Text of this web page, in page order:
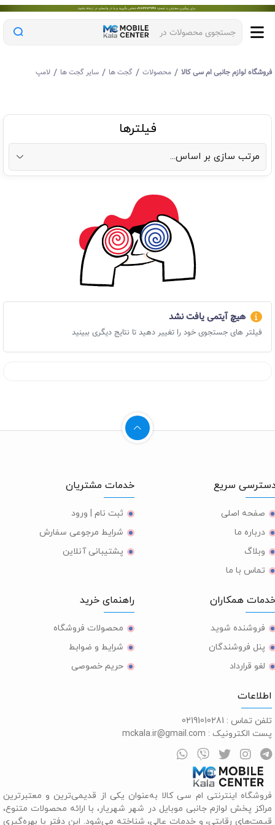
جستجوی محصولات در
لوازم جانبی ام سی کالا / محصولات / گجت ها / سایر گجت ها / لامپ
فیلترها
هیچ آیتمی یافت نشد
فیلتر های جستجوی خود را تغییر دهید تا نتایج دیگری ببینید
سریع
صفحه اصلی
درباره ما
وبلاگ
تماس با ما
خدمات مشتریان
ثبت نام | ورود
شرایط مرجوعی سفارش
پشتیبانی آنلاین
همکاران
فروشنده شوید
پنل فروشندگان
لغو قرارداد
راهنمای خرید
محصولات فروشگاه
شرایط و ضوابط
حریم خصوصی
تماس : 02191010281
الکترونیک : mckala.ir@gmail.com
اینترنتی ام سی کالا به‌عنوان یکی از قدیمی‌ترین و معتبرترین
پخش لوازم جانبی موبایل در شهر شهریار، با ارائه محصولات متنوع،
رقابتی، و خدمات عالی، شناخته می‌شود. این دفتر با بهره‌گیری